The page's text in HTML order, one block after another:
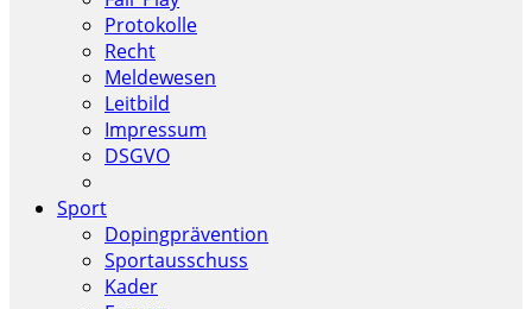
Protokolle
Recht
Meldewesen
Leitbild
Impressum
DSGVO
Sport
Dopingprävention
Sportausschuss
Kader